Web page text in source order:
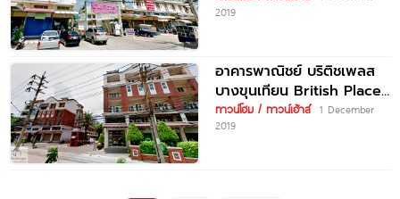
2019
อาคารพาณิชย์ บริติชเพลส
บางขุนเทียน British Place
Bang Khun Thian
ทาวน์โฮม / ทาวน์เฮ้าส์ 1 December
2019